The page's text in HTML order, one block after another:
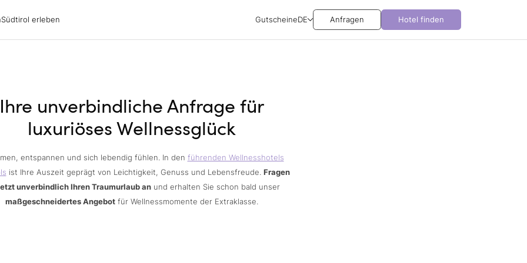
Südtirol erleben GutscheineDE Anfragen Hotel finden
Ihre unverbindliche Anfrage für
luxuriöses Wellnessglück
entspannen und sich lebendig fühlen. In den führenden Wellnesshotels
ist Ihre Auszeit geprägt von Leichtigkeit, Genuss und Lebensfreude. Fragen
unverbindlich Ihren Traumurlaub an und erhalten Sie schon bald unser
maßgeschneidertes Angebot für Wellnessmomente der Extraklasse.